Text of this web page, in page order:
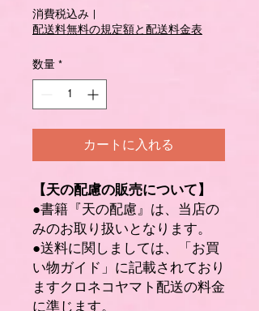
格
消費税込み
配送料無料の規定額と配送料金表
数量 *
カートに入れる
【天の配慮の販売について】
●書籍『天の配慮』は、当店の
みのお取り扱いとなります。
●送料に関しましては、「お買
い物ガイド」に記載されており
ますクロネコヤマト配送の料金
に準じます。